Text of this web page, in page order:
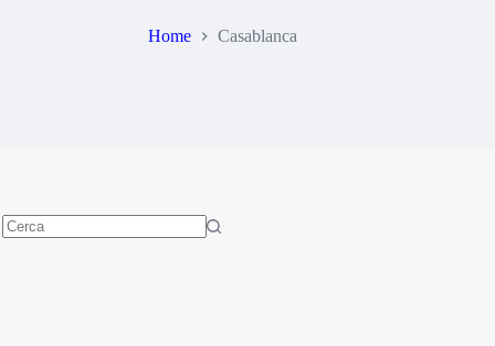
Home Casablanca